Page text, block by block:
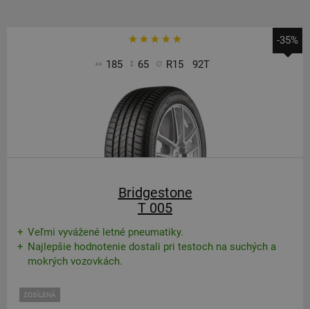
185 65 R15 92T
-35%
Bridgestone
T 005
Veľmi vyvážené letné pneumatiky.
Najlepšie hodnotenie dostali pri testoch na suchých a
mokrých vozovkách.
ZOSÍLENÁ